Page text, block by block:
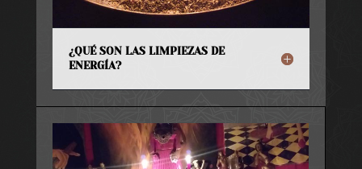
¿QUÉ SON LAS LIMPIEZAS DE
ENERGÍA?